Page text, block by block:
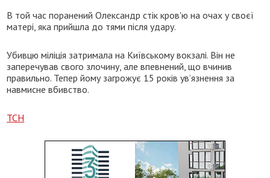
В той час поранений Олександр стік кров'ю на очах у своєї
матері, яка прийшла до тями після удару.
Убивцю міліція затримала на Київському вокзалі. Він не
заперечував свого злочину, але впевнений, що вчинив
правильно. Тепер йому загрожує 15 років ув’язнення за
навмисне вбивство.
ТСН